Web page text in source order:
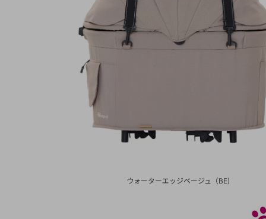
ウォーターエッジベージュ（BE)